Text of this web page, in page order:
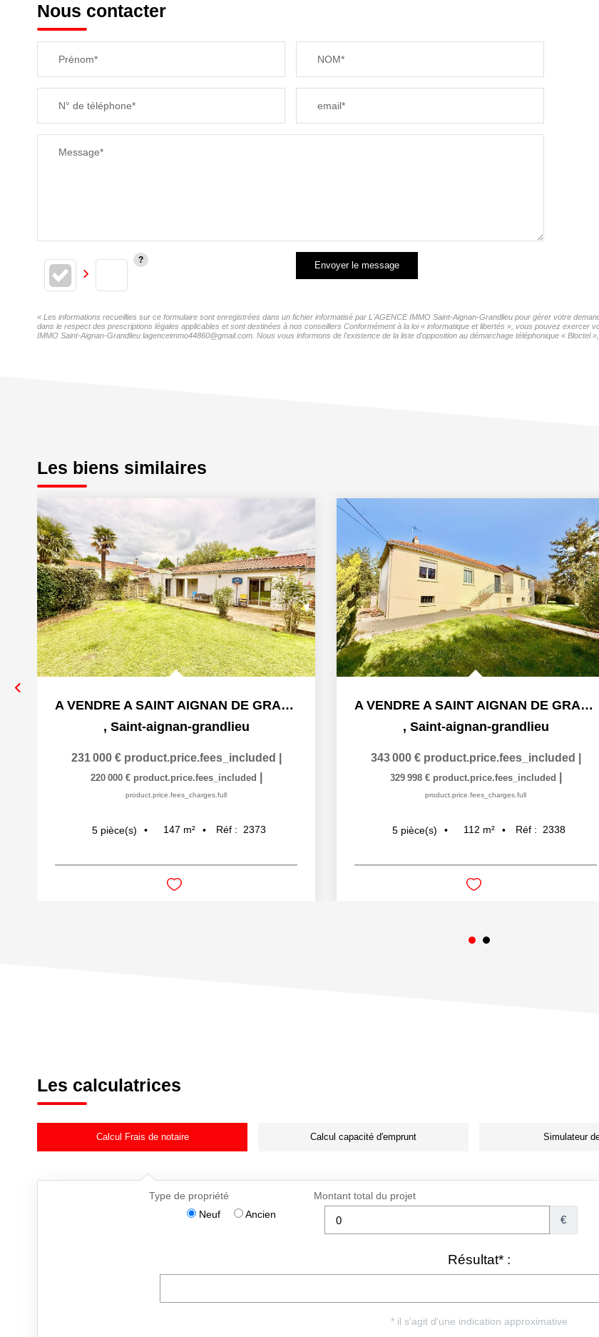
Nous contacter
Prénom* NOM*
N° de téléphone* email*
Message*
Envoyer le message
« Les informations recueillies sur ce formulaire sont enregistrées dans un fichier informatisé par L'AGENCE IMMO Saint-Aignan-Grandlieu pour gérer votre
dans le respect des prescriptions légales applicables et sont destinées à nos conseillers Conformément à la loi « informatique et libertés », vous pouvez
IMMO Saint-Aignan-Grandlieu lagenceimmo44860@gmail.com. Nous vous informons de l'existence de la liste d'opposition au démarchage téléphonique « Bloctel
Les biens similaires
A VENDRE A SAINT AIGNAN DE GRAND LIEU MAISON DE 147 M2
, Saint-aignan-grandlieu
231 000 € product.price.fees_included
220 000 € product.price.fees_included
product.price.fees_charges.full
5 pièce(s) 147 m² Réf : 2373
A VENDRE A SAINT AIGNAN DE GRAND LIEU - MAISON DE 111 M2 - 5
, Saint-aignan-grandlieu
343 000 € product.price.fees_included
329 998 € product.price.fees_included
product.price.fees_charges.full
5 pièce(s) 112 m² Réf : 2338
Les calculatrices
Calcul Frais de notaire Calcul capacité d'emprunt Simulateur